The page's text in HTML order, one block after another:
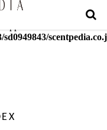
not supported by this